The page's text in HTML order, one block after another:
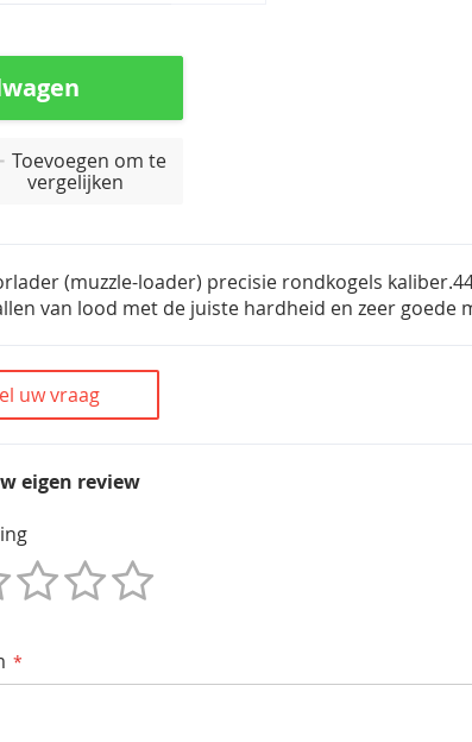
Toevoegen om te
vergelijken
(muzzle-loader) precisie rondkogels
van lood met de juiste hardheid en zeer goede
uw vraag
eigen review